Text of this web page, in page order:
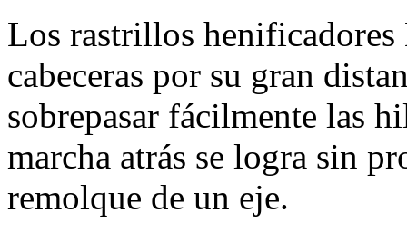
Los rastrillos
cabeceras por su gran
sobrepasar fácilmente las
marcha atrás se logra sin
remolque de un eje.